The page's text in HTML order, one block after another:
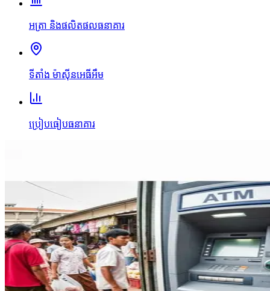
អត្រា និងផលិតផលធនាគារ
ទីតាំង ម៉ាស៊ីនអេធីអឹម
ប្រៀបធៀបធនាគារ